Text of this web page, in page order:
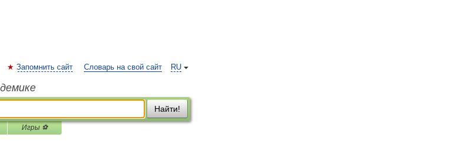
RU
Запомнить сайт Словарь на свой сайт
Найти!
Игры ⚽